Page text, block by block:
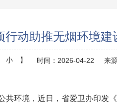
行动助推无烟环境建
小 】 时间：2026-04-22 来
共环境，近日，省爱卫办印发《